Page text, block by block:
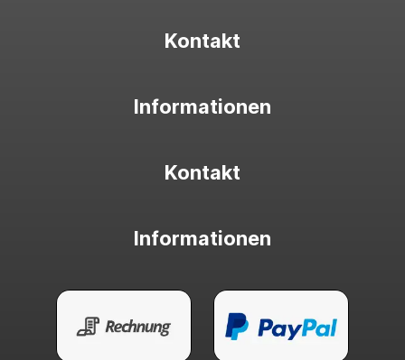
Kontakt
Informationen
Kontakt
Informationen